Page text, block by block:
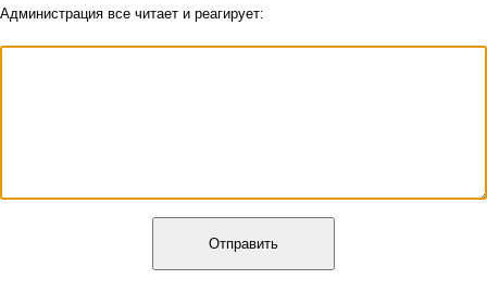
Администрация все читает и реагирует:
Отправить